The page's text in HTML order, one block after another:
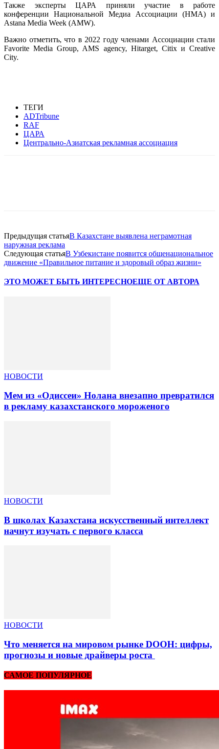
Также эксперты ЦАРА приняли участие в работе
конференции Национальной Медиа Ассоциации (НМА) и
Astana Media Week (AMW).
Важно отметить, что в 2022 году членами Ассоциации стали
Favorite Media Group, AMS agency, Hitarget, Citix и Creative
City.
ТЕГИ
ADTribune
RAF
ЦАРА
Центрально-Азиатская рекламная ассоциация
Предыдущая статьяВ Казахстане выявлена неграмотная
наружная реклама
Следующая статьяВ Узбекистане появится общенациональное
движение «Правильное питание и здоровый образ жизни»
ЭТО МОЖЕТ БЫТЬ ИНТЕРЕСНОЕЩЕ ОТ АВТОРА
НОВОСТИ
Мем из «Одиссеи» Нолана внезапно превратился
в рекламу казахстанского мороженого
НОВОСТИ
В школах Казахстана искусственный интеллект
начнут изучать с первого класса
НОВОСТИ
Что меняется на мировом рынке DOOH: цифры,
прогнозы и новые драйверы роста
САМОЕ ПОПУЛЯРНОЕ